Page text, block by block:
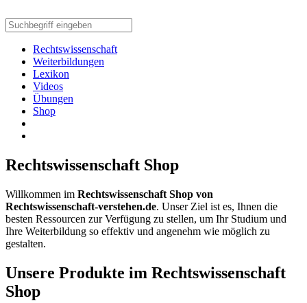
Rechtswissenschaft
Weiterbildungen
Lexikon
Videos
Übungen
Shop
Rechtswissenschaft Shop
Willkommen im Rechtswissenschaft Shop von
Rechtswissenschaft-verstehen.de. Unser Ziel ist es, Ihnen die
besten Ressourcen zur Verfügung zu stellen, um Ihr Studium und
Ihre Weiterbildung so effektiv und angenehm wie möglich zu
gestalten.
Unsere Produkte im Rechtswissenschaft
Shop